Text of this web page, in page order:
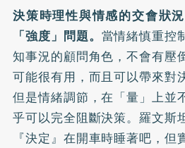
決策時理性與情感的交會狀
「強度」問題。 當情緒慎重控
知事況的顧問角色，不會有壓
可能很有用，而且可以帶來對
但是情緒調節，在「量」上並
乎可以完全阻斷決策。羅文斯
『決定』在開車時睡著吧，